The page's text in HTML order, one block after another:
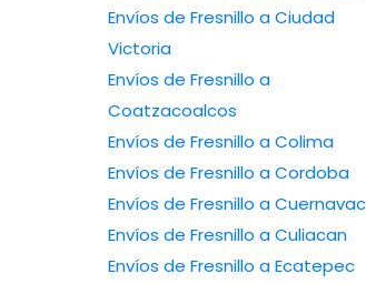
Envíos de Fresnillo a Ciudad
Victoria
Envíos de Fresnillo a
Coatzacoalcos
Envíos de Fresnillo a Colima
Envíos de Fresnillo a Cordoba
Envíos de Fresnillo a
Envíos de Fresnillo a Culiacan
Envíos de Fresnillo a Ecatepec